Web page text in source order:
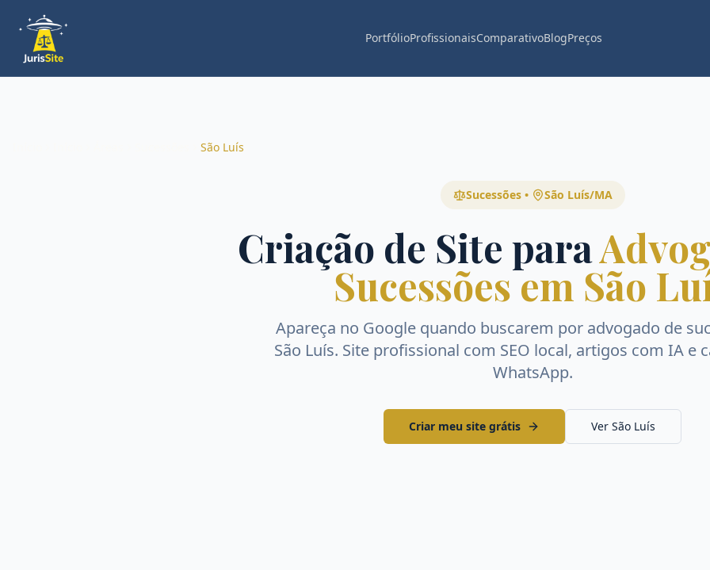
PortfólioProfissionaisComparativoBlogPreços
São Luís
Sucessões • São Luís/MA
Criação de Site para
Sucessões em São
Apareça no Google quando buscarem por advogado de
São Luís. Site profissional com SEO local, artigos com IA e
WhatsApp.
Criar meu site grátis Ver São Luís